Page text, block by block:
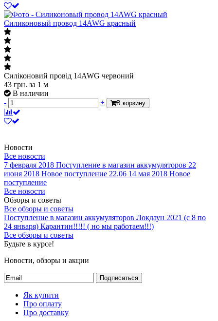
Силиконовый провод 14AWG красный
Силіконовий провід 14AWG червоний
43 грн. за 1 м
В наличии
-
+ В корзину
Новости
Все новости
7 февраля 2018 Поступление в магазин аккумуляторов 22
июня 2018 Новое поступление 22.06 14 мая 2018 Новое
поступление
Все новости
Обзоры и советы
Все обзоры и советы
Поступление в магазин аккумуляторов Локдаун 2021 (с 8 по
24 января) Карантин!!!!! ( но мы работаем!!!)
Все обзоры и советы
Будьте в курсе!
Новости, обзоры и акции
Подписаться
Як купити
Про оплату
Про доставку